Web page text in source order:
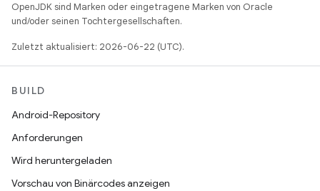
OpenJDK sind Marken oder eingetragene Marken von Oracle
und/oder seinen Tochtergesellschaften.
Zuletzt aktualisiert: 2026-06-22 (UTC).
BUILD
Android-Repository
Anforderungen
Wird heruntergeladen
Vorschau von Binärcodes anzeigen